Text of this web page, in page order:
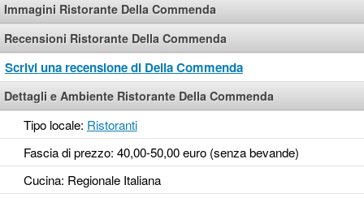
Immagini Ristorante Della Commenda
Recensioni Ristorante Della Commenda
Scrivi una recensione di Della Commenda
Dettagli e Ambiente Ristorante Della Commenda
Tipo locale: Ristoranti
Fascia di prezzo: 40,00-50,00 euro (senza bevande)
Cucina: Regionale Italiana